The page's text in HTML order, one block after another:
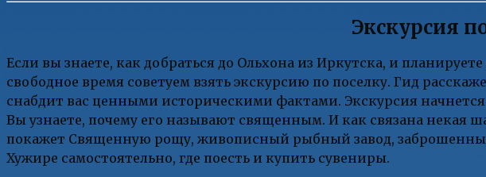
Экскурсия
Если вы знаете, как добраться до Ольхона из Иркутска, и
свободное время советуем взять экскурсию по поселку. Гид
снабдит вас ценными историческими фактами. Экскурсия
Вы узнаете, почему его называют священным. И как связана
покажет Священную рощу, живописный рыбный завод,
Хужире самостоятельно, где поесть и купить сувениры.